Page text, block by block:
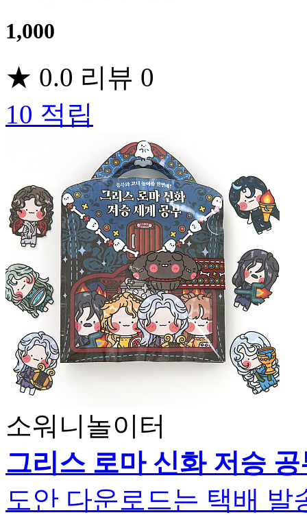
1,000
★ 0.0 리뷰 0
10 적립
소워니놀이터
그리스 로마 신화 저승 공
도안 다운로드는 택배 발